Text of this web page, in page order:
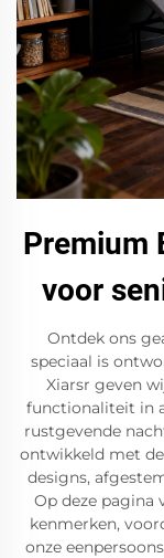
Premium
voor
Ontdek ons
speciaal is
Xiarsr geven
functionaliteit in
rustgevende
ontwikkeld met
designs,
Op deze pagina
kenmerken,
onze